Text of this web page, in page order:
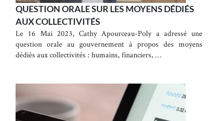
QUESTION ORALE SUR LES MOYENS DÉDIÉS
AUX COLLECTIVITÉS
Le 16 Mai 2023, Cathy Apourceau-Poly a adressé une
question orale au gouvernement à propos des moyens
dédiés aux collectivités : humains, financiers, …